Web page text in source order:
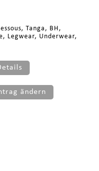
Tanga, BH,
Legwear, Underwear,
ändern